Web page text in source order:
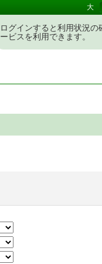
大
ログインすると利用状況の
ービスを利用できます。